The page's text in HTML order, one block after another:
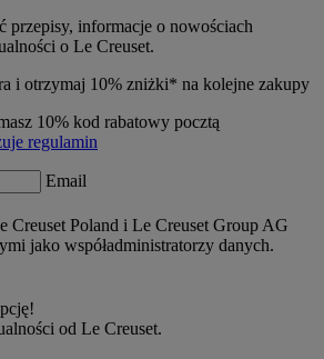
przepisy, informacje o nowościach
o Le Creuset.
i otrzymaj 10% zniżki* na kolejne zakupy
10% kod rabatowy pocztą
regulamin
Email
Creuset Poland i Le Creuset Group AG
jako współadministratorzy danych.
od Le Creuset.